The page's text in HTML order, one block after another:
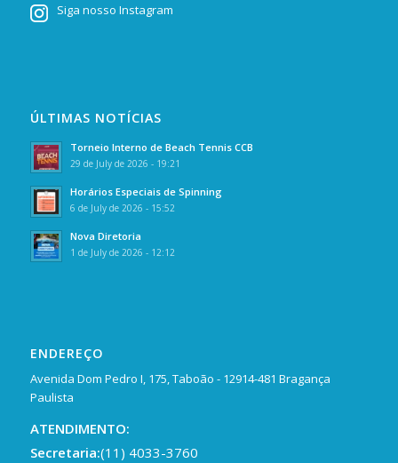
Siga nosso Instagram
ÚLTIMAS NOTÍCIAS
Torneio Interno de Beach Tennis CCB
29 de July de 2026 - 19:21
Horários Especiais de Spinning
6 de July de 2026 - 15:52
Nova Diretoria
1 de July de 2026 - 12:12
ENDEREÇO
Avenida Dom Pedro I, 175, Taboão - 12914-481 Bragança
Paulista
ATENDIMENTO:
Secretaria:(11) 4033-3760